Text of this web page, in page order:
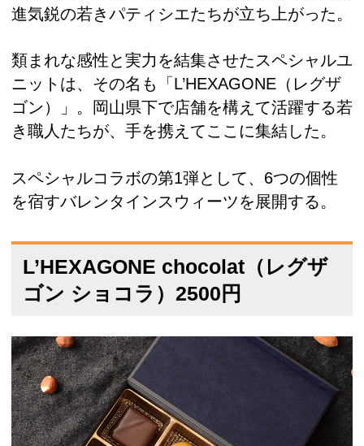
進気鋭の若きパティシエたちが立ち上がった。
類まれな感性と実力を結集させたスペシャルユ
ニットは、その名も「L’HEXAGONE（レグザ
ゴン）」。岡山県下で店舗を構えて活躍する若
き職人たちが、手を携えてここに集結した。
スペシャルコラボの第1弾として、6つの個性
を宿すバレンタインスウィーツを展開する。
L’HEXAGONE chocolat（レグザ
ゴン ショコラ）2500円